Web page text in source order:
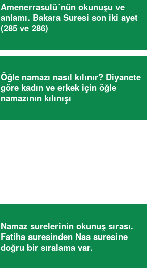
Amenerrasulü´nün okunuşu ve
anlamı. Bakara Suresi son iki ayet
(285 ve 286)
Öğle namazı nasıl kılınır? Diyanete
göre kadın ve erkek için öğle
namazının kılınışı
Namaz surelerinin okunuş sırası.
Fatiha suresinden Nas suresine
doğru bir sıralama var.